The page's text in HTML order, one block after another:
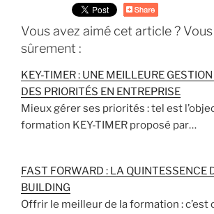
Vous avez aimé cet article ?
sûrement :
KEY-TIMER : UNE MEILLEURE
DES PRIORITÉS EN ENTREPRISE
Mieux gérer ses priorités : tel est
formation KEY-TIMER proposé par…
FAST FORWARD : LA QUINTESSENCE
BUILDING
Offrir le meilleur de la formation : c’est